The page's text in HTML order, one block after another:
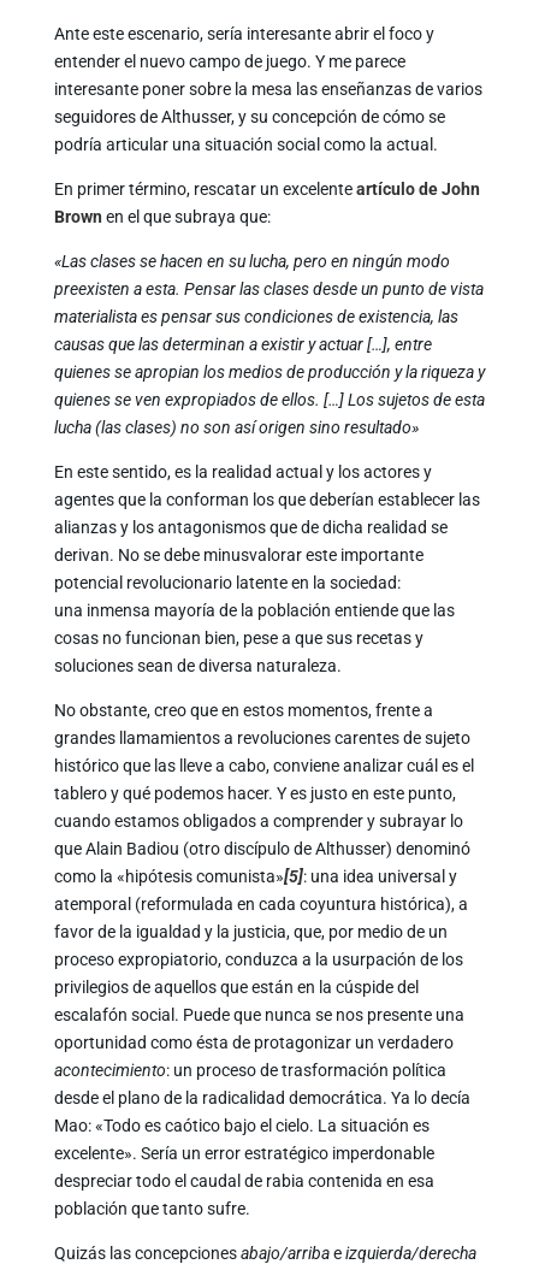
Ante este escenario, sería interesante abrir el foco y
entender el nuevo campo de juego. Y me parece
interesante poner sobre la mesa las enseñanzas de varios
seguidores de Althusser, y su concepción de cómo se
podría articular una situación social como la actual.
En primer término, rescatar un excelenteartículo de John
Brown en el que subraya que:
«Las clases se hacen en su lucha, pero en ningún modo
preexisten a esta. Pensar las clases desde un punto de vista
materialista es pensar sus condiciones de existencia, las
causas que las determinan a existir y actuar […], entre
quienes se apropian los medios de producción y la riqueza y
quienes se ven expropiados de ellos. […] Los sujetos de esta
lucha (las clases) no son así origen sino resultado»
En este sentido, es la realidad actual y los actores y
agentes que la conforman los que deberían establecer las
alianzas y los antagonismos que de dicha realidad se
derivan. No se debe minusvalorar este importante
potencial revolucionario latente en la sociedad:
una inmensa mayoría de la población entiende que las
cosas no funcionan bien, pese a que sus recetas y
soluciones sean de diversa naturaleza.
No obstante, creo que en estos momentos, frente a
grandes llamamientos a revoluciones carentes de sujeto
histórico que las lleve a cabo, conviene analizar cuál es el
tablero y qué podemos hacer. Y es justo en este punto,
cuando estamos obligados a comprender y subrayar lo
que Alain Badiou (otro discípulo de Althusser) denominó
como la «hipótesis comunista»[5]: una idea universal y
atemporal (reformulada en cada coyuntura histórica), a
favor de la igualdad y la justicia, que, por medio de un
proceso expropiatorio, conduzca a la usurpación de los
privilegios de aquellos que están en la cúspide del
escalafón social. Puede que nunca se nos presente una
oportunidad como ésta de protagonizar un verdadero
acontecimiento: un proceso de trasformación política
desde el plano de la radicalidad democrática. Ya lo decía
Mao: «Todo es caótico bajo el cielo. La situación es
excelente». Sería un error estratégico imperdonable
despreciar todo el caudal de rabia contenida en esa
población que tanto sufre.
Quizás las concepcionesabajo/arribaeizquierda/derecha